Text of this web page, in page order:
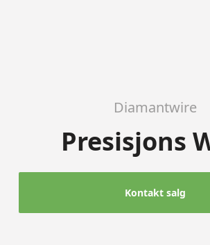
Diamantwire
Presisjons
Kontakt salg